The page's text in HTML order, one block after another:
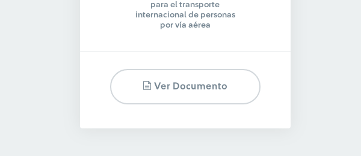
para el transporte
internacional de personas
por vía aérea
Ver Documento